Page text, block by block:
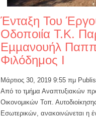
Ένταξη Του
Οδοποιία Τ.Κ.
Εµµανουήλ
Φιλόδημος I
Μάρτιος 30, 2019 9:55 πμ
Από το τμήμα Αναπτυξιακών
Οικονομικών Τοπ.
Εσωτερικών, ανακοινώνεται η